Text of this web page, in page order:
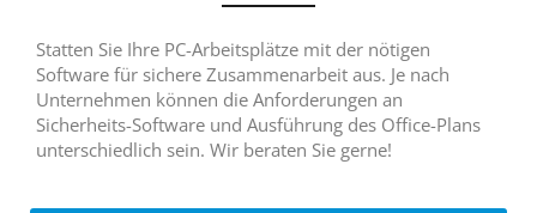
Statten Sie Ihre PC-Arbeitsplätze mit der nötigen
Software für sichere Zusammenarbeit aus. Je nach
Unternehmen können die Anforderungen an
Sicherheits-Software und Ausführung des Office-Plans
unterschiedlich sein. Wir beraten Sie gerne!